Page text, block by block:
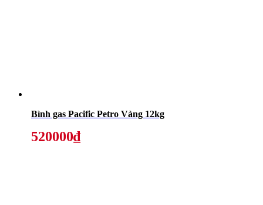
Bình gas Pacific Petro Vàng 12kg
520000₫